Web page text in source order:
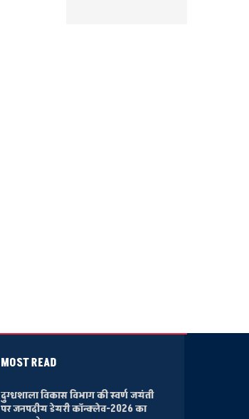
MOST READ
दुग्धशाला विकास विभाग की स्वर्ण जयंती
पर जनपदीय डेयरी कॉन्क्लेव-2026 का